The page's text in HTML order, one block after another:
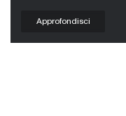
Approfondisci